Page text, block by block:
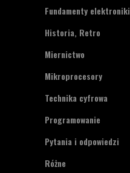
Fundamenty elektroniki
Historia, Retro
Miernictwo
Mikroprocesory
Technika cyfrowa
Programowanie
Pytania i odpowiedzi
Różne